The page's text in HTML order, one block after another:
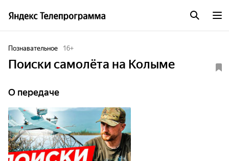
Познавательное 16+
Поиски самолёта на Колыме
О передаче